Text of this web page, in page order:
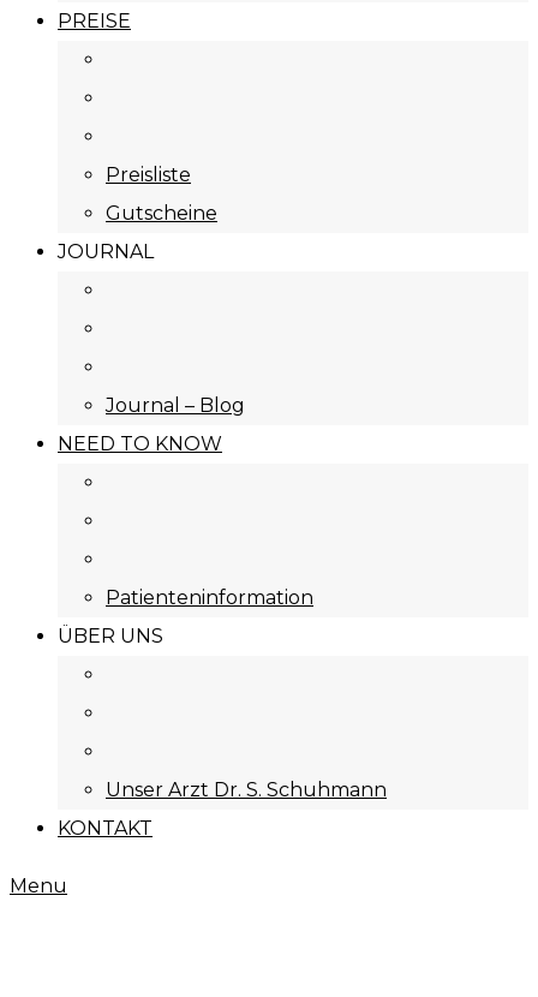
PREISE
Preisliste
Gutscheine
JOURNAL
Journal – Blog
NEED TO KNOW
Patienteninformation
ÜBER UNS
Unser Arzt Dr. S. Schuhmann
KONTAKT
Menu